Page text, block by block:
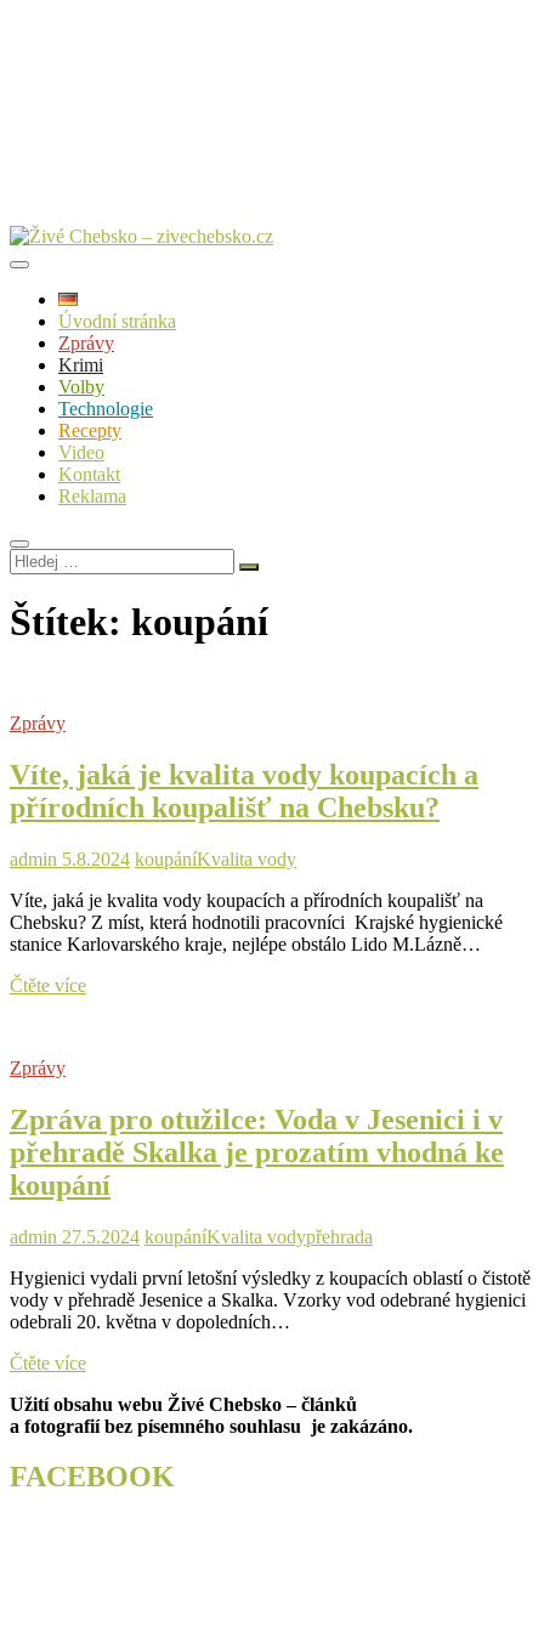
Úvodní stránka
Zprávy
Krimi
Volby
Technologie
Recepty
Video
Kontakt
Reklama
Hledej
…
Štítek: koupání
Zprávy
Víte, jaká je kvalita vody koupacích a
přírodních koupališť na Chebsku?
admin 5.8.2024 koupáníKvalita vody
Víte, jaká je kvalita vody koupacích a přírodních koupališť na
Chebsku? Z míst, která hodnotili pracovníci Krajské hygienické
stanice Karlovarského kraje, nejlépe obstálo Lido M.Lázně…
Čtěte víceVíte,
a
přírodních
koupališť
na
Chebsku?
Zprávy
Zpráva pro otužilce: Voda v Jesenici i v
přehradě Skalka je prozatím vhodná ke
koupání
admin 27.5.2024 koupáníKvalita vodypřehrada
Hygienici vydali první letošní výsledky z koupacích oblastí o čistotě
vody v přehradě Jesenice a Skalka. Vzorky vod odebrané hygienici
odebrali 20. května v dopoledních…
Čtěte víceZpráva
otužilce:
Voda
Jesenici
i
Užití obsahu webu Živé Chebsko – článků
a fotografií bez písemného souhlasu je zakázáno.
FACEBOOK